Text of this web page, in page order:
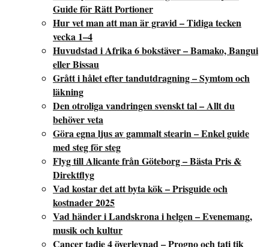
Guide för Rätt Portioner
Hur vet man att man är gravid – Tidiga tecken
vecka 1–4
Huvudstad i Afrika 6 bokstäver – Bamako, Bangui
eller Bissau
Grått i hålet efter tandutdragning – Symtom och
läkning
Den otroliga vandringen svenskt tal – Allt du
behöver veta
Göra egna ljus av gammalt stearin – Enkel guide
med steg för steg
Flyg till Alicante från Göteborg – Bästa Pris &
Direktflyg
Vad kostar det att byta kök – Prisguide och
kostnader 2025
Vad händer i Landskrona i helgen – Evenemang,
musik och kultur
Cancer tadie 4 överlevnad – Progno och tati tik